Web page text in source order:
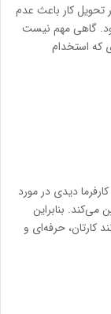
تحویل کار باعث عدم
گاهی مهم نیست
که استخدام
دیدی در مورد
می‌کند. بنابراین
کارتان، حرفه‌ای و